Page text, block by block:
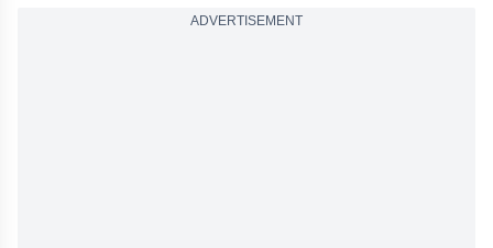
ADVERTISEMENT